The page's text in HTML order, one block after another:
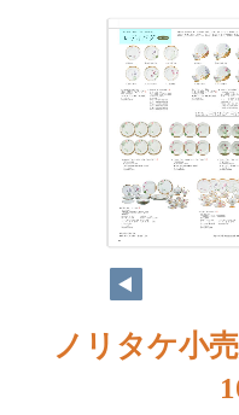
ノリタケ小